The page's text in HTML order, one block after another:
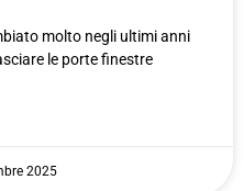
molto negli ultimi anni
le porte finestre
2025